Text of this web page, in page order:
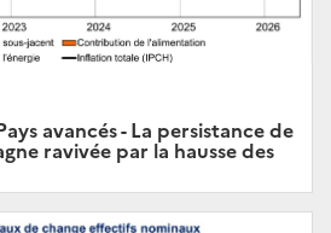
avancés - La persistance de
ravivée par la hausse des